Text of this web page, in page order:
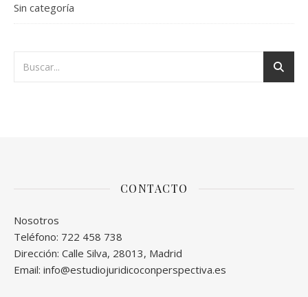
Sin categoría
CONTACTO
Nosotros
Teléfono: 722 458 738
Dirección: Calle Silva, 28013, Madrid
Email: info@estudiojuridicoconperspectiva.es